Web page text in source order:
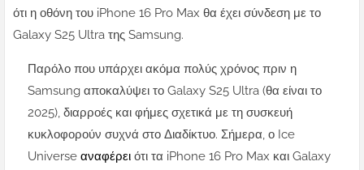
ότι η οθόνη του iPhone 16 Pro Max θα έχει σύνδεση με το
Galaxy S25 Ultra της Samsung.
Παρόλο που υπάρχει ακόμα πολύς χρόνος πριν η
Samsung αποκαλύψει το Galaxy S25 Ultra (θα είναι το
2025), διαρροές και φήμες σχετικά με τη συσκευή
κυκλοφορούν συχνά στο Διαδίκτυο. Σήμερα, ο Ice
Universe αναφέρει ότι τα iPhone 16 Pro Max και Galaxy